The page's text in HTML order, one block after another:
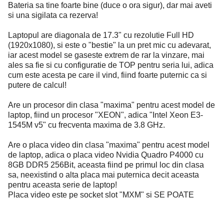
Bateria sa tine foarte bine (duce o ora sigur), dar mai aveti
si una sigilata ca rezerva!
Laptopul are diagonala de 17.3" cu rezolutie Full HD
(1920x1080), si este o "bestie" la un pret mic cu adevarat,
iar acest model se gaseste extrem de rar la vinzare, mai
ales sa fie si cu configuratie de TOP pentru seria lui, adica
cum este acesta pe care il vind, fiind foarte puternic ca si
putere de calcul!
Are un procesor din clasa "maxima" pentru acest model de
laptop, fiind un procesor "XEON", adica "Intel Xeon E3-
1545M v5" cu frecventa maxima de 3.8 GHz.
Are o placa video din clasa "maxima" pentru acest model
de laptop, adica o placa video Nvidia Quadro P4000 cu
8GB DDR5 256Bit, aceasta fiind pe primul loc din clasa
sa, neexistind o alta placa mai puternica decit aceasta
pentru aceasta serie de laptop!
Placa video este pe socket slot "MXM" si SE POATE